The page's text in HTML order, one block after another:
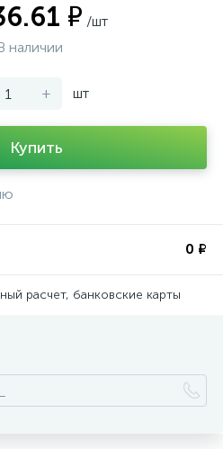
₽ /шт
наличии
+ шт
Купить
0 ₽
расчет, банковские карты